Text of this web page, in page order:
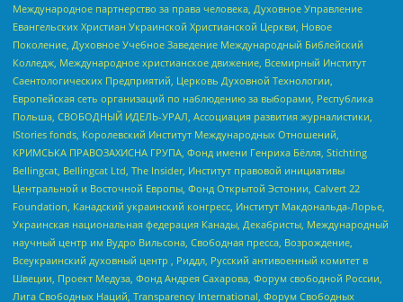
Международное партнерство за права человека, Духовное Управление
Евангельских Христиан Украинской Христианской Церкви, Новое
Поколение, Духовное Учебное Заведение Международный Библейский
Колледж, Международное христианское движение, Всемирный Институт
Саентологических Предприятий, Церковь Духовной Технологии,
Европейская сеть организаций по наблюдению за выборами, Республика
Польша, СВОБОДНЫЙ ИДЕЛЬ-УРАЛ, Ассоциация развития журналистики,
IStories fonds, Королевский Институт Международных Отношений,
КРИМСЬКА ПРАВОЗАХИСНА ГРУПА, Фонд имени Генриха Бёлля, Stichting
Bellingcat, Bellingcat Ltd, The Insider, Институт правовой инициативы
Центральной и Восточной Европы, Фонд Открытой Эстонии, Calvert 22
Foundation, Канадский украинский конгресс, Институт Макдональда-Лорье,
Украинская национальная федерация Канады, Декабристы, Международный
научный центр им Вудро Вильсона, Свободная пресса, Возрождение,
Всеукраинский духовный центр , Риддл, Русский антивоенный комитет в
Швеции, Проект Медуза, Фонд Андрея Сахарова, Форум свободной России,
Лига Свободных Наций, Transparеncy International, Форум Свободных